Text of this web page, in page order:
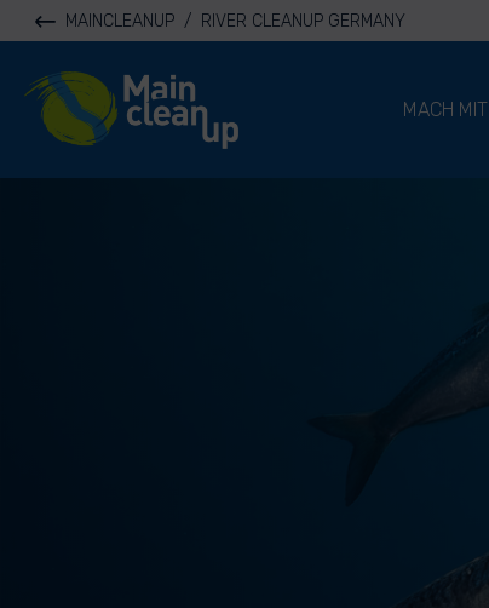
MAINCLEANUP / RIVER CLEANUP GERMANY
River Cleanup
MACH MIT